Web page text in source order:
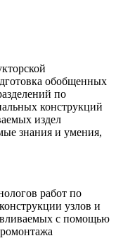
обобщенных
по
конструкций
издел
знания и умения,
работ по
узлов и
с помощью